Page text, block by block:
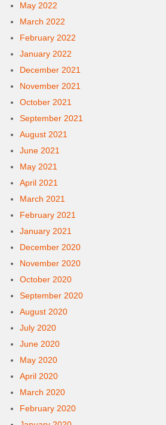
May 2022
March 2022
February 2022
January 2022
December 2021
November 2021
October 2021
September 2021
August 2021
June 2021
May 2021
April 2021
March 2021
February 2021
January 2021
December 2020
November 2020
October 2020
September 2020
August 2020
July 2020
June 2020
May 2020
April 2020
March 2020
February 2020